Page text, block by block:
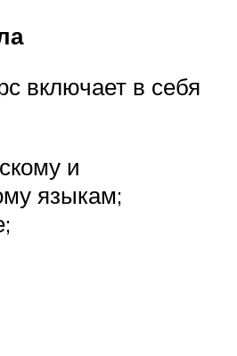
включает в себя
и
языкам;